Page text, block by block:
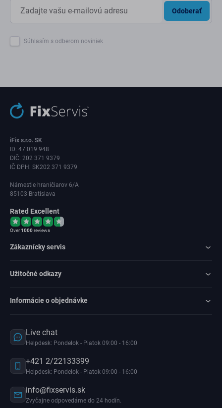
Odoberať
Súhlasím s odberom noviniek
iFix s.r.o. SK
ID: 47 019 948
DIČ: 202 371 9379
IČ DPH: SK202 371 9379
Námestie hraničiarov 6/A
85103 Bratislava
Rated Excellent
Over1000reviews
Zákaznícky servis
Užitočné odkazy
Informácie o objednávke
Live chat
Helpdesk: Pondelok - Piatok 09:00 - 16:00
+421 2/22133399
Helpdesk: Pondelok - Piatok 09:00 - 16:00
info@fixservis.sk
Zvyčajne odpovedáme do 24 hodín.